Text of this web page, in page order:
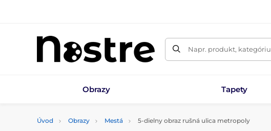
Napr. produkt, kategóriu
Obrazy Tapety
Úvod Obrazy Mestá 5-dielny obraz rušná ulica metropoly